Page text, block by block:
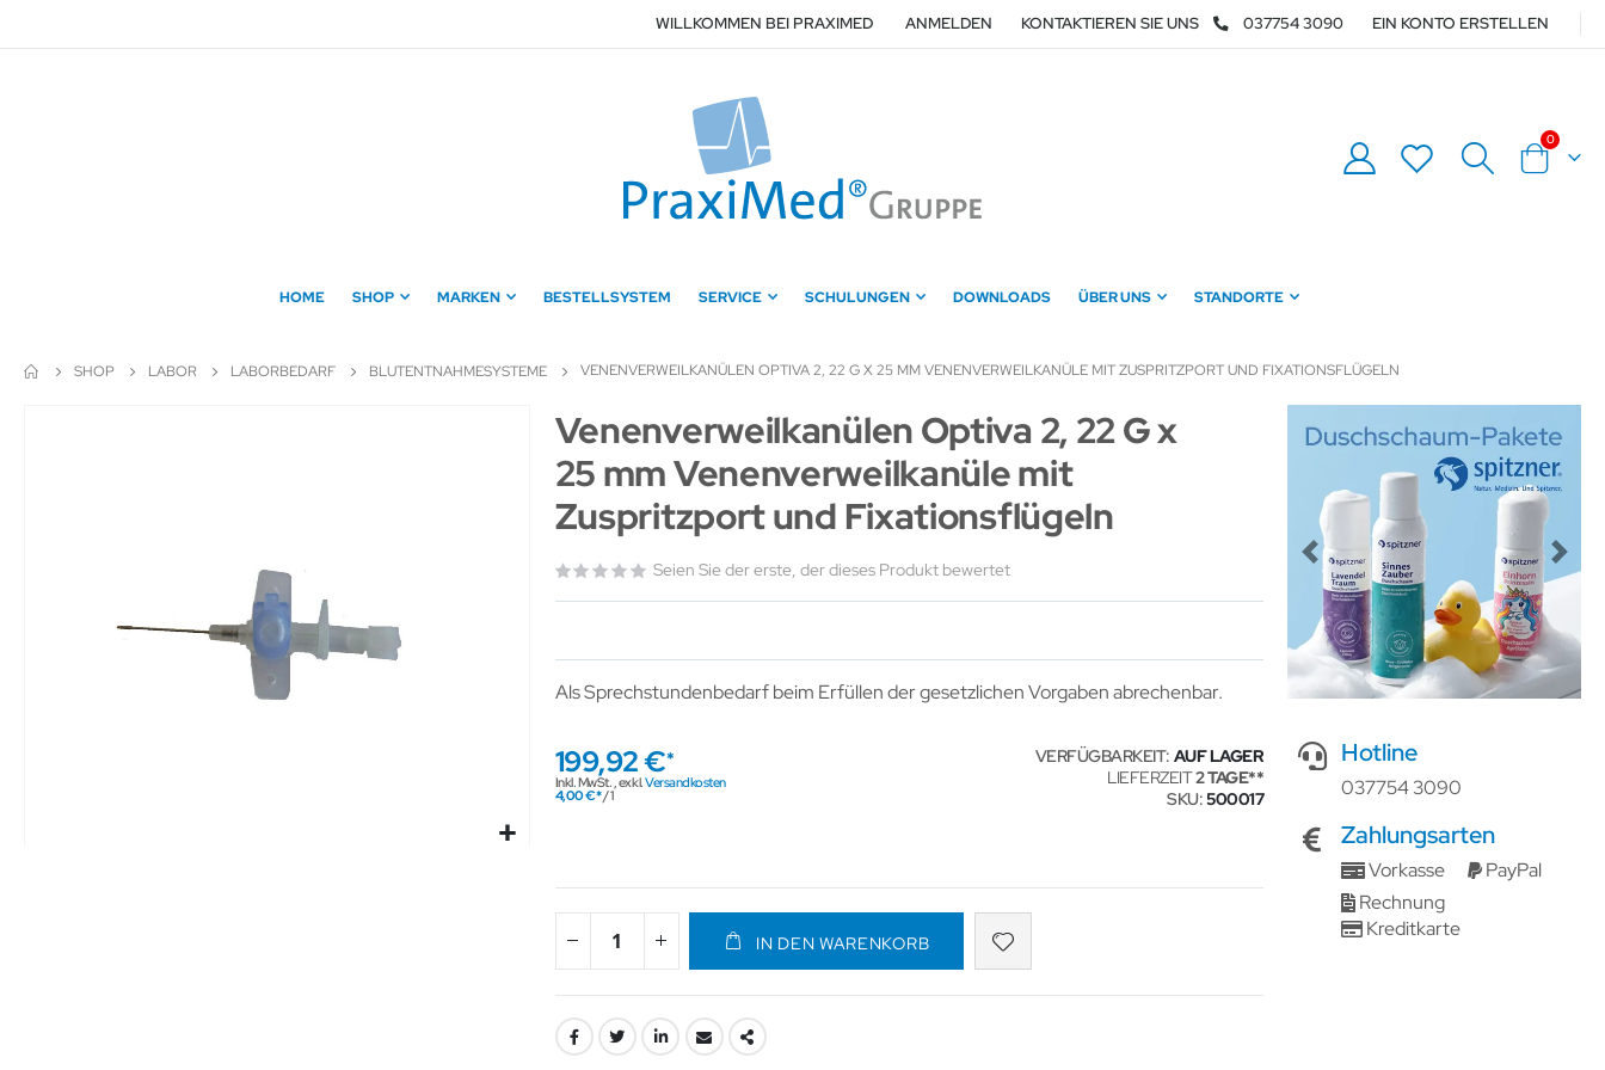
zum
WILLKOMMEN BEI PRAXIMED ANMELDEN KONTAKTIEREN SIE UNS 037754 3090 EIN KONTO ERSTELLEN
Warenkorb
0Artikel
HOME SHOP MARKEN BESTELLSYSTEM SERVICE SCHULUNGEN DOWNLOADS ÜBER UNS STANDORTE
SHOP LABOR LABORBEDARF BLUTENTNAHMESYSTEME VENENVERWEILKANÜLEN OPTIVA 2, 22 G X 25 MM VENENVERWEILKANÜLE MIT ZUSPRITZPORT UND FIXATIONSFLÜGELN
Zum
Anfang
der
Bildergalerie
springen
Venenverweilkanülen Optiva 2, 22 G x
25 mm Venenverweilkanüle mit
Zuspritzport und Fixationsflügeln
Seien Sie der erste, der dieses Produkt bewertet
Als Sprechstundenbedarf beim Erfüllen der gesetzlichen Vorgaben abrechenbar.
199,92 €
Inkl. MwSt.,exkl.Versandkosten
4,00 € / 1
VERFÜGBARKEIT: AUF LAGER
LIEFERZEIT2 TAGE
SKU 500017
IN DEN WARENKORB
Previous Next
Hotline
037754 3090
Zahlungsarten
Vorkasse
PayPal
Rechnung
Kreditkarte